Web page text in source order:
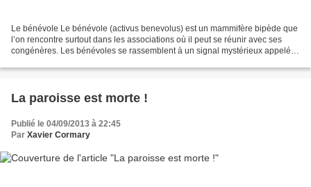
Le bénévole Le bénévole (activus benevolus) est un mammifère bipède que
l’on rencontre surtout dans les associations où il peut se réunir avec ses
congénères. Les bénévoles se rassemblent à un signal mystérieux appelé «
La paroisse est morte !
Publié le 04/09/2013 à 22:45
Par Xavier Cormary